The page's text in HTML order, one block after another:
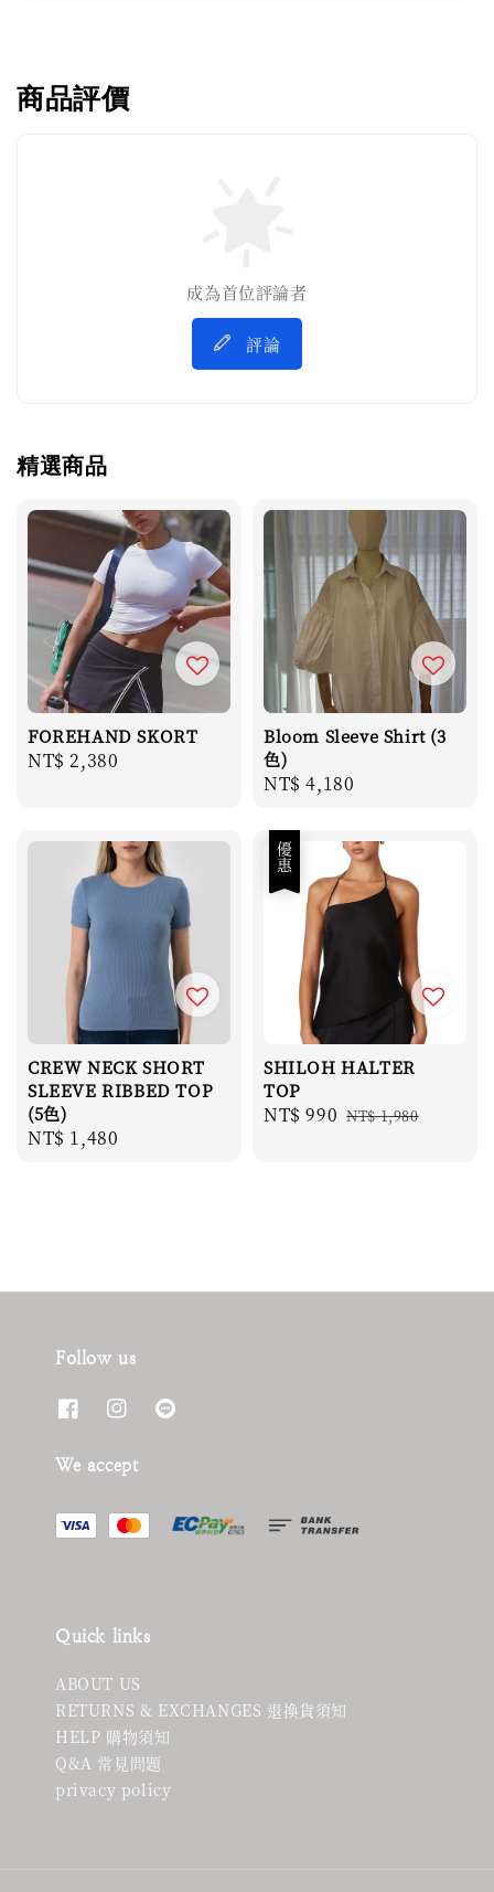
商品評價
成為首位評論者
評論
精選商品
FOREHAND SKORT
Regular
NT$ 2,380
Bloom Sleeve Shirt (3
色)
Regular
NT$ 4,180
CREW NECK SHORT
SLEEVE RIBBED TOP
(5色)
Regular
NT$ 1,480
優惠
SHILOH HALTER
TOP
Sale
NT$ 990 Regular
NT$ 1,980
Follow us
We accept
Quick links
ABOUT US
RETURNS & EXCHANGES 退換貨須知
HELP 購物須知
Q&A 常見問題
privacy policy